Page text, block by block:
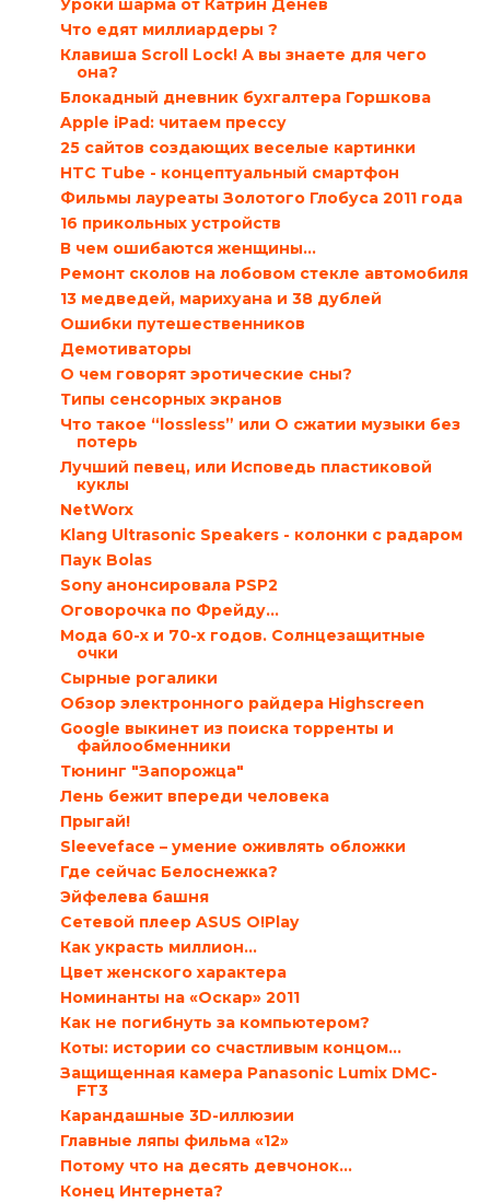
Уроки шарма от Катрин Денев
Что едят миллиардеры ?
Клавиша Scroll Lock! А вы знаете для чего
она?
Блокадный дневник бухгалтера Горшкова
Apple iPad: читаем прессу
25 сайтов создающих веселые картинки
HTC Tube - концептуальный смартфон
Фильмы лауреаты Золотого Глобуса 2011 года
16 прикольных устройств
В чем ошибаются женщины…
Ремонт сколов на лобовом стекле автомобиля
13 медведей, марихуана и 38 дублей
Ошибки путешественников
Демотиваторы
О чем говорят эротические сны?
Типы сенсорных экранов
Что такое “lossless” или О сжатии музыки без
потерь
Лучший певец, или Исповедь пластиковой
куклы
NetWorx
Klang Ultrasonic Speakers - колонки с радаром
Паук Bolas
Sony анонсировала PSP2
Оговорочка по Фрейду...
Мода 60-х и 70-х годов. Солнцезащитные
очки
Сырные рогалики
Обзор электронного райдера Highscreen
Google выкинет из поиска торренты и
файлообменники
Тюнинг "Запорожца"
Лень бежит впереди человека
Прыгай!
Sleeveface – умение оживлять обложки
Где сейчас Белоснежка?
Эйфелева башня
Сетевой плеер ASUS O!Play
Как украсть миллион…
Цвет женского характера
Номинанты на «Оскар» 2011
Как не погибнуть за компьютером?
Коты: истории со счастливым концом...
Защищенная камера Panasonic Lumix DMC-
FT3
Карандашные 3D-иллюзии
Главные ляпы фильма «12»
Потому что на десять девчонок...
Конец Интернета?